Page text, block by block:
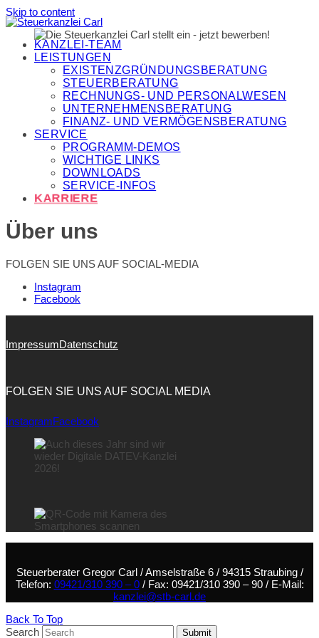
Skip to content
KANZLEI-TEAM
LEISTUNGEN
EXISTENZGRÜNDUNGSBERATUNG
STEUERBERATUNG
RECHNUNGS- UND PERSONALWESEN
UNTERNEHMENSBERATUNG
FINANZ- UND VERMÖGENSBERATUNG
SERVICE
PROGRAMM-DEMOS
WICHTIGE LINKS
DOWNLOADS
SERVICE-INFOS
KARRIERE
Über uns
FOLGEN SIE UNS AUF SOCIAL-MEDIA
Instagram
Facebook
ImpressumDatenschutz
FOLGEN SIE UNS AUF SOCIAL MEDIA
InstagramFacebook
Steuerberater Gregor Carl / Amselstraße 6 / 94315 Straubing /
Telefon: 09421/310 390 – 0/ Fax: 09421/310 390 – 90 / E-Mail:
kanzlei@stb-carl.de
Back To Top
Search
Submit